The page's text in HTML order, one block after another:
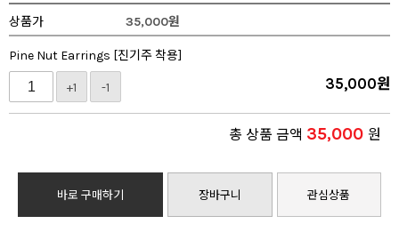
상품가
35,000원
Pine Nut Earrings [진기주 착용]
+1 -1 35,000원
총 상품 금액 35,000 원
바로 구매하기 장바구니 관심상품